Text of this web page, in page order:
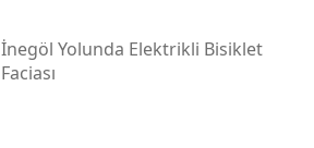
İnegöl Yolunda Elektrikli Bisiklet
Faciası